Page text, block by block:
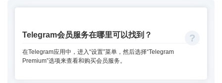
Telegram会员服务在哪里可以找到？
在Telegram应用中，进入“设置”菜单，然后选择“Telegram
Premium”选项来查看和购买会员服务。